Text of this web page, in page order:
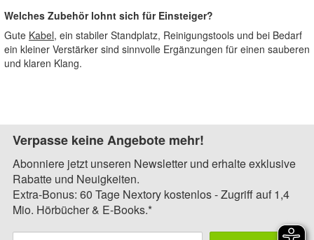
Welches Zubehör lohnt sich für Einsteiger?
Gute Kabel, ein stabiler Standplatz, Reinigungstools und bei Bedarf
ein kleiner Verstärker sind sinnvolle Ergänzungen für einen sauberen
und klaren Klang.
Verpasse keine Angebote mehr!
Abonniere jetzt unseren Newsletter und erhalte exklusive
Rabatte und Neuigkeiten.
Extra-Bonus: 60 Tage Nextory kostenlos - Zugriff auf 1,4
Mio. Hörbücher & E-Books.*